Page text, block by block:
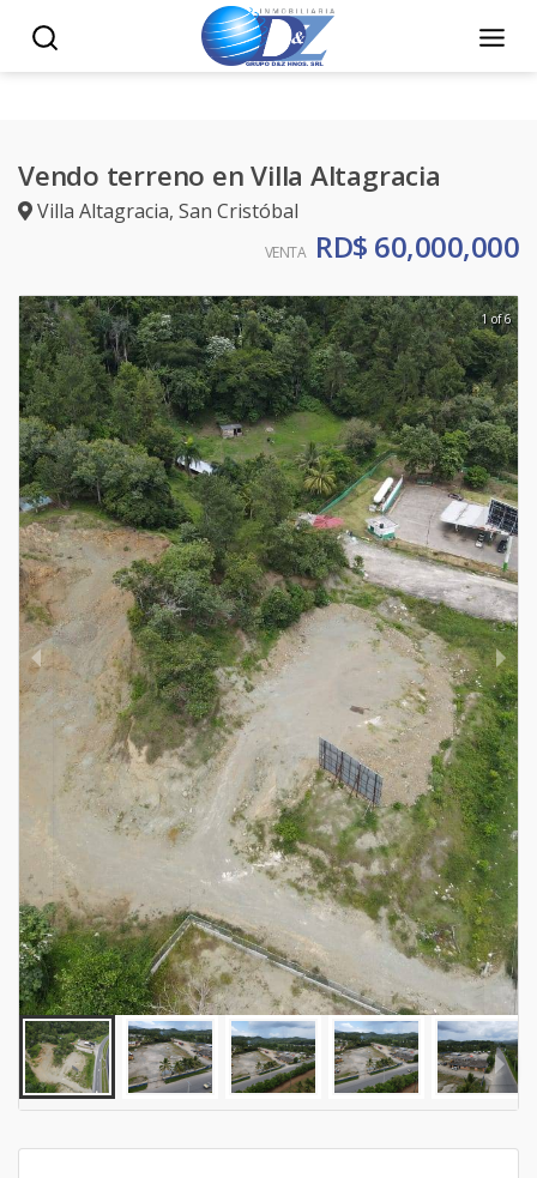
Vendo terreno en Villa Altagracia
Villa Altagracia, San Cristóbal
VENTA RD$ 60,000,000
1 of 6